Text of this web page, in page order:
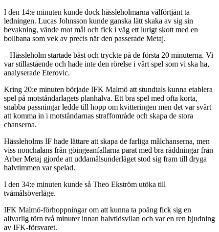
I den 14:e minuten kunde dock hässleholmarna välförtjänt ta
ledningen. Lucas Johnsson kunde ganska lätt skaka av sig sin
bevakning, vände mot mål och fick i väg ett lurigt skott med en
bollbana som vek av precis när den passerade Metaj.
– Hässleholm startade bäst och tryckte på de första 20 minuterna. Vi
var stillastående och hade inte den rörelse i vårt spel som vi ska ha,
analyserade Eterovic.
Kring 20:e minuten började IFK Malmö att stundtals kunna etablera
spel på motståndarlagets planhalva. Ett bra spel med ofta korta,
snabba passningar ledde till hopp om kvitteringen men det var svårt
att komma in i motståndarnas straffområde och skapa de stora
chanserna.
Hässleholms IF hade lättare att skapa de farliga målchanserna, men
viss nonchalans från göingeanfallarna parat med bra räddningar från
Arber Metaj gjorde att uddamålsunderläget stod sig fram till dryga
halvtimmen var spelad.
I den 34:e minuten kunde så Theo Ekström utöka till
tvåmålsöverläge.
IFK Malmö-förhoppningar om att kunna ta poäng fick sig en
allvarlig törn två minuter innan halvtidsvilan och var en ren bjudning
av IFK-försvaret.